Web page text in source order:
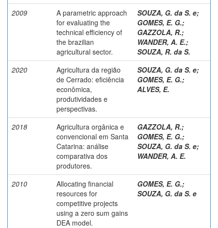
2009
A parametric approach
for evaluating the
technical efficiency of
the brazilian
agricultural sector.
SOUZA, G. da S. e;
GOMES, E. G.;
GAZZOLA, R.;
WANDER, A. E.;
SOUZA, R. da S.
2020
Agricultura da região
de Cerrado: eficiência
econômica,
produtividades e
perspectivas.
SOUZA, G. da S. e;
GOMES, E. G.;
ALVES, E.
2018
Agricultura orgânica e
convencional em Santa
Catarina: análise
comparativa dos
produtores.
GAZZOLA, R.;
GOMES, E. G.;
SOUZA, G. da S. e;
WANDER, A. E.
2010
Allocating financial
resources for
competitive projects
using a zero sum gains
DEA model.
GOMES, E. G.;
SOUZA, G. da S. e